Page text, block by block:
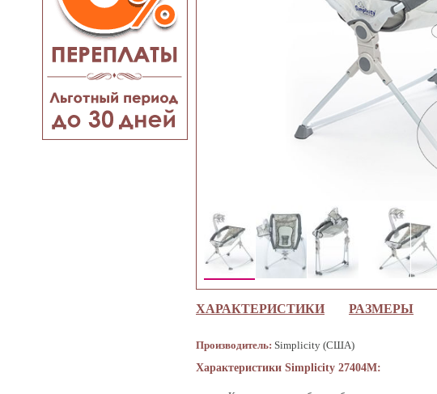
ХАРАКТЕРИСТИКИ РАЗМЕРЫ
Производитель: Simplicity (США)
Характеристики Simplicity 27404M: